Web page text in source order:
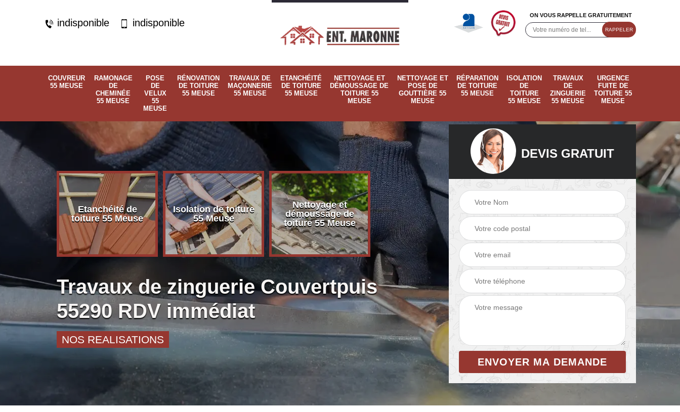
indisponible indisponible
ON VOUS RAPPELLE GRATUITEMENT
COUVREUR
55 MEUSE
RAMONAGE
DE
CHEMINÉE
55 MEUSE
POSE
DE
VELUX
55
MEUSE
RÉNOVATION
DE TOITURE
55 MEUSE
TRAVAUX DE
MAÇONNERIE
55 MEUSE
ETANCHÉITÉ
DE TOITURE
55 MEUSE
NETTOYAGE ET
DÉMOUSSAGE DE
TOITURE 55
MEUSE
NETTOYAGE ET
POSE DE
GOUTTIÈRE 55
MEUSE
RÉPARATION
DE TOITURE
55 MEUSE
ISOLATION
DE
TOITURE
55 MEUSE
TRAVAUX
DE
ZINGUERIE
55 MEUSE
URGENCE
FUITE DE
TOITURE 55
MEUSE
Meuse
Etanchéité de
toiture 55 Meuse
Isolation de toiture
55 Meuse
Nettoyage et
démoussage de
toiture 55 Meuse
Nettoyage et pose
de gouttière 55
Meuse
Meuse
Ramonage de
cheminée 55
Travaux de zinguerie Couvertpuis
55290 RDV immédiat
NOS REALISATIONS
DEVIS GRATUIT